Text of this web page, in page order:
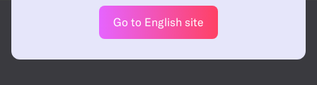
Go to English site